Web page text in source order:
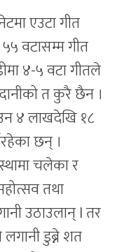
एउटा गीत
वटासम्म गीत
४-५ वटा गीतले
त कुरै छैन ।
४ लाखदेखि १८
छन् ।
चलेका र
तथा
उठाउलान् l तर
डुब्ने शत